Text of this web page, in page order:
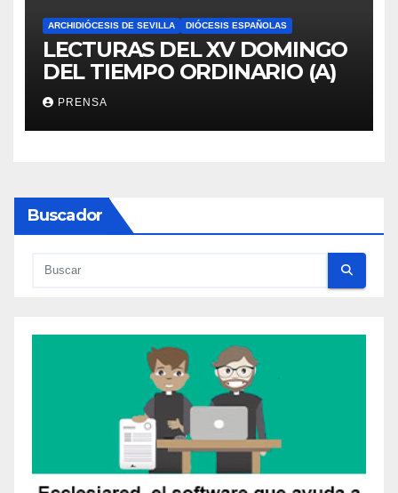
ARCHIDIÓCESIS DE SEVILLA DIÓCESIS ESPAÑOLAS
LECTURAS DEL XV DOMINGO
DEL TIEMPO ORDINARIO (A)
PRENSA
Buscador